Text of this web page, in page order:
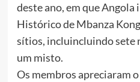
deste ano, em que
Histórico de Mbanza
sítios, incluincluindo sete
um misto.
Os membros apreciaram